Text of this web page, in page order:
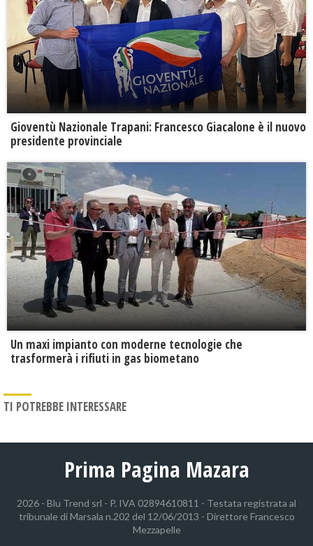
Gioventù Nazionale Trapani: Francesco Giacalone è il nuovo
presidente provinciale
Un maxi impianto con moderne tecnologie che
trasformerà i rifiuti in gas biometano
TI POTREBBE INTERESSARE
Prima Pagina Mazara
2026 - Blu Trend srl - P. IVA 02894610811 - Testata registrata al
tribunale di Marsala n.202 del 12/06/2013 - Direttore Francesco
Mezzapelle